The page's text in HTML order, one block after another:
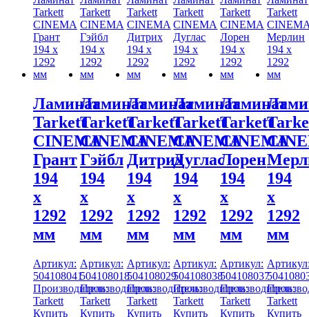
Ламинат
Tarkett
CINEMA
Грант
194
x
1292
мм
Артикул:
504108041
Производитель:
Tarkett
Купить
Ламинат
Tarkett
CINEMA
Гэйбл
194
x
1292
мм
Артикул:
504108018
Производитель:
Tarkett
Купить
Ламинат
Tarkett
CINEMA
Дитрих
194
x
1292
мм
Артикул:
504108029
Производитель:
Tarkett
Купить
Ламинат
Tarkett
CINEMA
Дуглас
194
x
1292
мм
Артикул:
504108038
Производитель:
Tarkett
Купить
Ламинат
Tarkett
CINEMA
Лорен
194
x
1292
мм
Артикул:
504108037
Производитель:
Tarkett
Купить
194
x
1292
мм
Tarkett
Купить